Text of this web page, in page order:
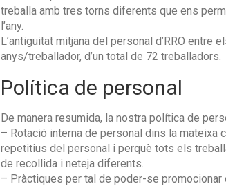
treballa amb tres torns diferents que ens
l’any.
L’antiguitat mitjana del personal d’RRO
anys/treballador, d’un total de 72 treballadors.
Política de personal
De manera resumida, la nostra política de
– Rotació interna de personal dins la mateixa
repetitius del personal i perquè tots els
de recollida i neteja diferents.
– Pràctiques per tal de poder-se promocionar